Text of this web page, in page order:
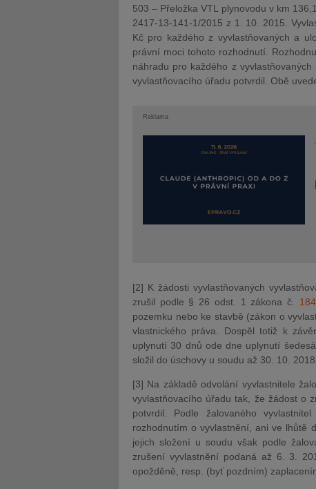
503 – Přeložka VTL plynovodu v km
2417-13-141-1/2015 z 1. 10. 2015.
Kč pro každého z vyvlastňovaných a
právní moci tohoto rozhodnutí.
náhradu pro každého z
vyvlastňovacího úřadu potvrdil. Obě
Reklama
[2] K žádosti vyvlastňovaných
zrušil podle § 26 odst. 1 zákona č.
pozemku nebo ke stavbě (zákon o
vlastnického práva. Dospěl totiž k
uplynutí 30 dnů ode dne uplynutí
složil do úschovy u soudu až 30. 10. 2018.
[3] Na základě odvolání vyvlastnitele
vyvlastňovacího úřadu tak, že žádost o
potvrdil. Podle žalovaného
rozhodnutím o vyvlastnění, ani ve lhůtě
jejich složení u soudu však podle
zrušení vyvlastnění podaná až 6. 3.
opožděně, resp. (byť pozdním)